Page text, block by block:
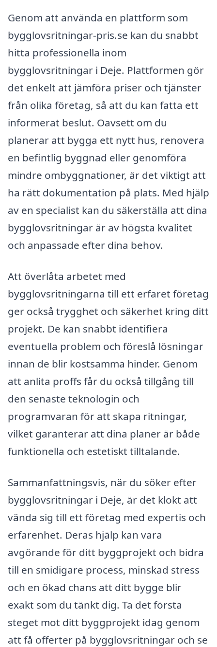
Genom att använda en plattform som
bygglovsritningar-pris.se kan du snabbt
hitta professionella inom
bygglovsritningar i Deje. Plattformen gör
det enkelt att jämföra priser och tjänster
från olika företag, så att du kan fatta ett
informerat beslut. Oavsett om du
planerar att bygga ett nytt hus, renovera
en befintlig byggnad eller genomföra
mindre ombyggnationer, är det viktigt att
ha rätt dokumentation på plats. Med hjälp
av en specialist kan du säkerställa att dina
bygglovsritningar är av högsta kvalitet
och anpassade efter dina behov.
Att överlåta arbetet med
bygglovsritningarna till ett erfaret företag
ger också trygghet och säkerhet kring ditt
projekt. De kan snabbt identifiera
eventuella problem och föreslå lösningar
innan de blir kostsamma hinder. Genom
att anlita proffs får du också tillgång till
den senaste teknologin och
programvaran för att skapa ritningar,
vilket garanterar att dina planer är både
funktionella och estetiskt tilltalande.
Sammanfattningsvis, när du söker efter
bygglovsritningar i Deje, är det klokt att
vända sig till ett företag med expertis och
erfarenhet. Deras hjälp kan vara
avgörande för ditt byggprojekt och bidra
till en smidigare process, minskad stress
och en ökad chans att ditt bygge blir
exakt som du tänkt dig. Ta det första
steget mot ditt byggprojekt idag genom
att få offerter på bygglovsritningar och se